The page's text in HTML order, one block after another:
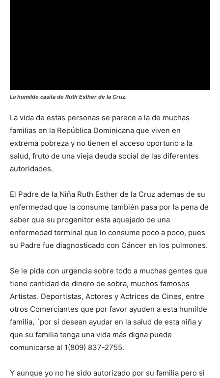
La humilde casita de Ruth Esther de la Cruz.
La vida de estas personas se parece a la de muchas
familias en la República Dominicana que viven en
extrema pobreza y no tienen el acceso oportuno a la
salud, fruto de una vieja deuda social de las diferentes
autoridades.
El Padre de la Niña Ruth Esther de la Cruz ademas de su
enfermedad que la consume también pasa por la pena de
saber que su progenitor esta aquejado de una
enfermedad terminal que lo consume poco a poco, pues
su Padre fue diagnosticado con Cáncer en los pulmones.
Se le pide con urgencia sobre todo a muchas gentes que
tiene cantidad de dinero de sobra, muchos famosos
Artistas. Deportistas, Actores y Actrices de Cines, entre
otros Comerciantes que por favor ayuden a esta humilde
familia, ´por si desean ayudar en la salud de esta niña y
que su familia tenga una vida más digna puede
comunicarse al 1(809) 837-2755.
Y aunque yo no he sido autorizado por su familia pero si